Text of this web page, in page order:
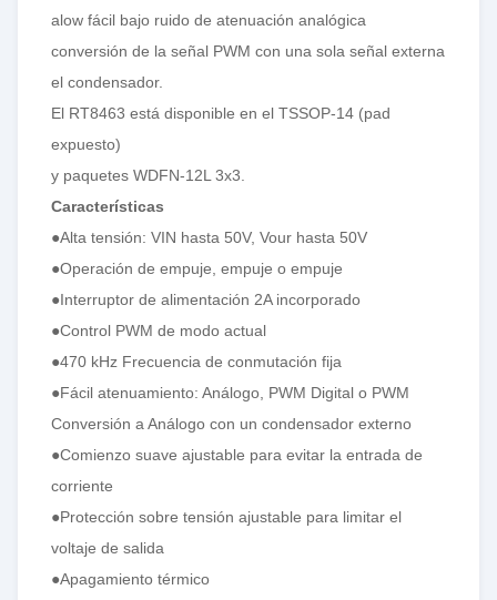
alow fácil bajo ruido de atenuación analógica
conversión de la señal PWM con una sola señal externa
el condensador.
El RT8463 está disponible en el TSSOP-14 (pad
expuesto)
y paquetes WDFN-12L 3x3.
Características
●Alta tensión: VIN hasta 50V, Vour hasta 50V
●Operación de empuje, empuje o empuje
●Interruptor de alimentación 2A incorporado
●Control PWM de modo actual
●470 kHz Frecuencia de conmutación fija
●Fácil atenuamiento: Análogo, PWM Digital o PWM
Conversión a Análogo con un condensador externo
●Comienzo suave ajustable para evitar la entrada de
corriente
●Protección sobre tensión ajustable para limitar el
voltaje de salida
●Apagamiento térmico